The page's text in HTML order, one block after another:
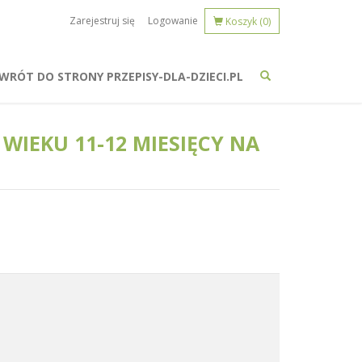
Zarejestruj się Logowanie Koszyk (0)
DO STRONY PRZEPISY-DLA-DZIECI.PL
11-12 MIESIĘCY NA